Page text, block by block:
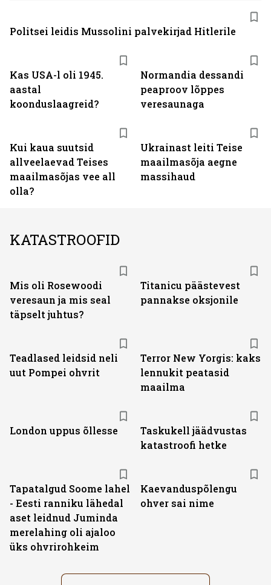
Kas USA-l oli 1945.
aastal
koonduslaagreid?
Normandia dessandi
peaproov lõppes
veresaunaga
Kui kaua suutsid
allveelaevad Teises
maailmasõjas vee all
olla?
Ukrainast leiti Teise
maailmasõja aegne
massihaud
Politsei leidis Mussolini palvekirjad Hitlerile
KATASTROOFID
Mis oli Rosewoodi
veresaun ja mis seal
täpselt juhtus?
Titanicu päästevest
pannakse oksjonile
Teadlased leidsid neli
uut Pompei ohvrit
Terror New Yorgis: kaks
lennukit peatasid
maailma
London uppus õllesse
Taskukell jäädvustas
katastroofi hetke
Tapatalgud Soome lahel
- Eesti ranniku lähedal
aset leidnud Juminda
merelahing oli ajaloo
üks ohvrirohkeim
Kaevanduspõlengu
ohver sai nime